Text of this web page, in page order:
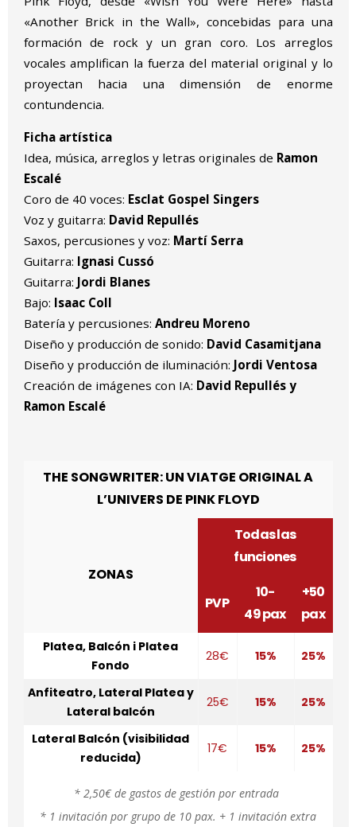
«Another Brick in the Wall», concebidas para una
formación de rock y un gran coro. Los arreglos
vocales amplifican la fuerza del material original y lo
proyectan hacia una dimensión de enorme
contundencia.
Ficha artística
Idea, música, arreglos y letras originales de Ramon
Escalé
Coro de 40 voces: Esclat Gospel Singers
Voz y guitarra: David Repullés
Saxos, percusiones y voz: Martí Serra
Guitarra: Ignasi Cussó
Guitarra: Jordi Blanes
Bajo: Isaac Coll
Batería y percusiones: Andreu Moreno
Diseño y producción de sonido: David Casamitjana
Diseño y producción de iluminación: Jordi Ventosa
Creación de imágenes con IA: David Repullés y
Ramon Escalé
THE SONGWRITER: UN VIATGE ORIGINAL A
L’UNIVERS DE PINK FLOYD
ZONAS
Todas las
funciones
PVP
10-
49 pax
+50
pax
Platea, Balcón i Platea
Fondo
28€ 15% 25%
Anfiteatro, Lateral Platea y
Lateral balcón
25€ 15% 25%
Lateral Balcón (visibilidad
reducida)
17€ 15% 25%
* 2,50€ de gastos de gestión por entrada
* 1 invitación por grupo de 10 pax. + 1 invitación extra